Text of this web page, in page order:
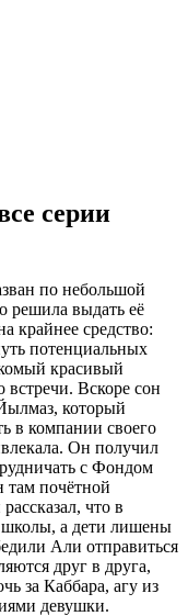
серии
по небольшой
решила выдать её
крайнее средство:
потенциальных
красивый
Вскоре сон
который
в компании своего
Он получил
с Фондом
там почётной
что в
школы, а дети лишены
Али отправиться
друг в друга,
за Каббара, агу из
девушки.